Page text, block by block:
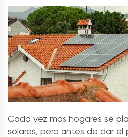
Cada vez más hogares se
solares, pero antes de dar el